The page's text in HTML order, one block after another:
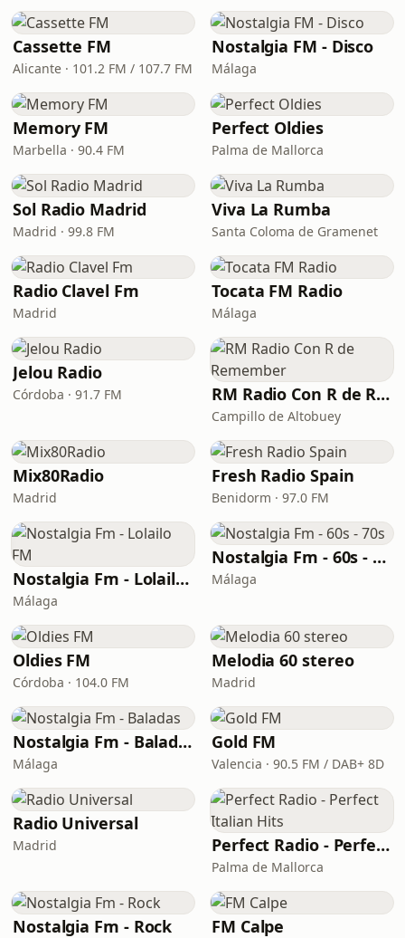
Cassette FM
Alicante · 101.2 FM / 107.7 FM
Nostalgia FM - Disco
Málaga
Memory FM
Marbella · 90.4 FM
Perfect Oldies
Palma de Mallorca
Sol Radio Madrid
Madrid · 99.8 FM
Viva La Rumba
Santa Coloma de Gramenet
Radio Clavel Fm
Madrid
Tocata FM Radio
Málaga
Jelou Radio
Córdoba · 91.7 FM RM Radio Con R de Remember
Campillo de Altobuey
Mix80Radio
Madrid
Fresh Radio Spain
Benidorm · 97.0 FM
Nostalgia Fm - Lolailo FM
Málaga
Nostalgia Fm - 60s - 70s
Málaga
Oldies FM
Córdoba · 104.0 FM
Melodia 60 stereo
Madrid
Nostalgia Fm - Baladas
Málaga
Gold FM
Valencia · 90.5 FM / DAB+ 8D
Radio Universal
Madrid Perfect Radio - Perfect Italian Hits
Palma de Mallorca
Nostalgia Fm - Rock FM Calpe